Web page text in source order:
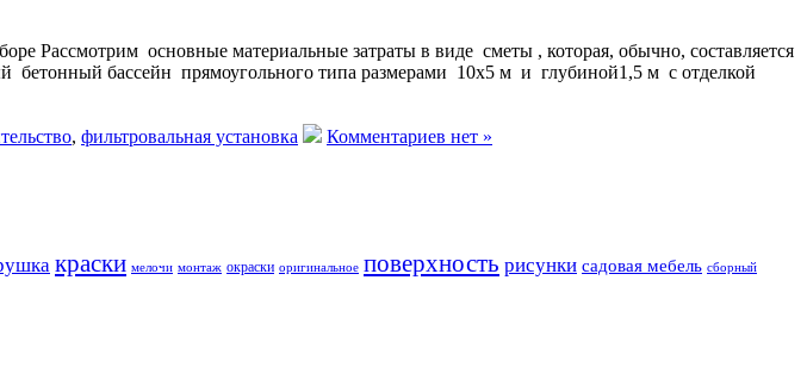
Рассмотрим основные материальные затраты в виде сметы , которая, обычно, составляется
бетонный бассейн прямоугольного типа размерами 10х5 м и глубиной1,5 м с отделкой
, фильтровальная установка
Комментариев нет »
краски мелочи монтаж окраски оригинальное поверхность рисунки садовая мебель сборный